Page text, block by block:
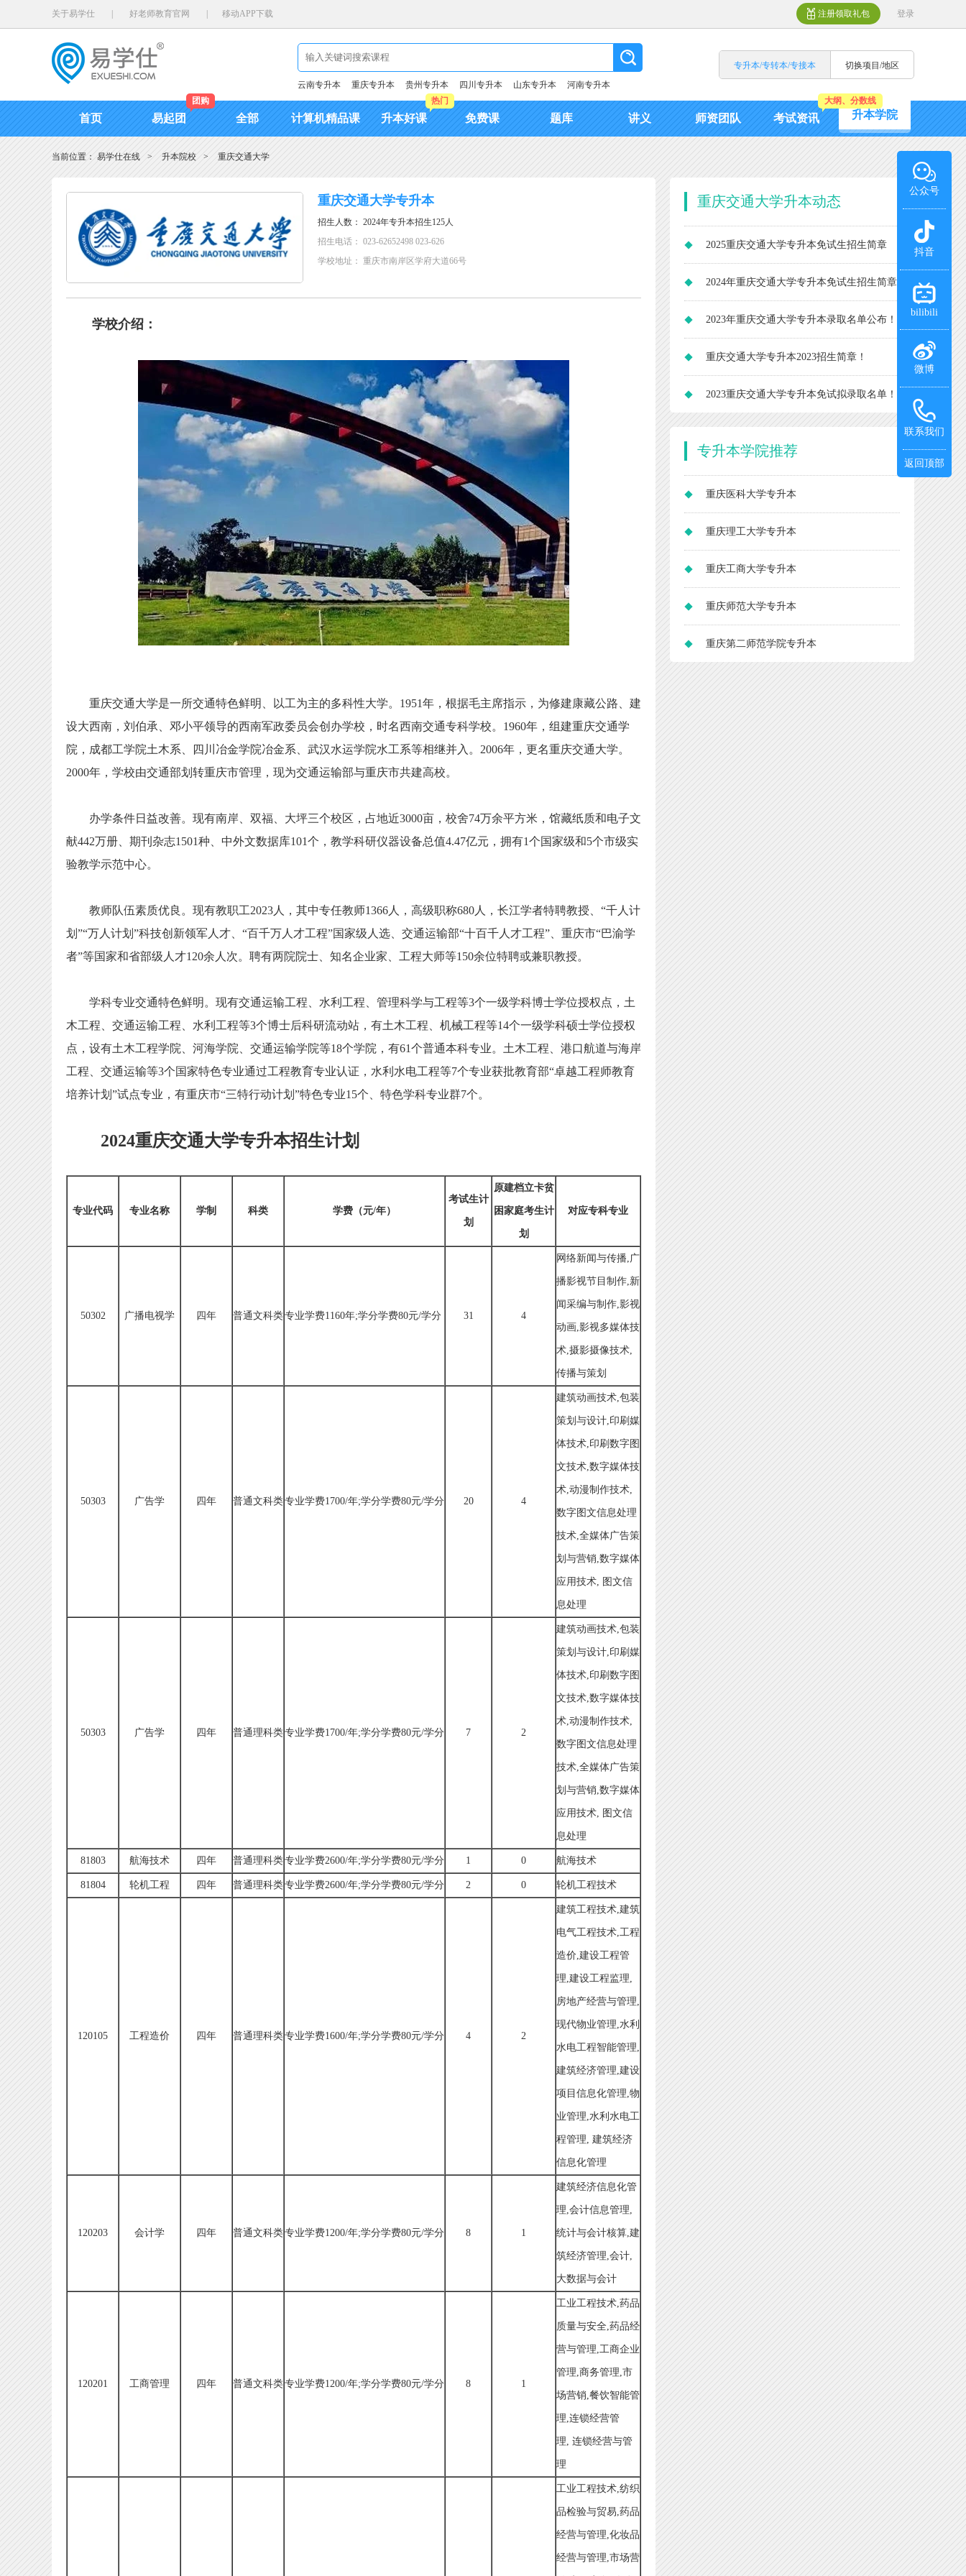
关于易学仕 好老师教育官网 移动APP下载 注册领取礼包 登录
云南专升本 重庆专升本 贵州专升本 四川专升本 山东专升本 河南专升本
专升本/专转本/专接本 切换项目/地区
首页 易起团
团购
全部 计算机精品课 升本好课
热门
免费课 题库 讲义 师资团队 考试资讯
大纲、分数线
升本学院
当前位置： 易学仕在线 > 升本院校 > 重庆交通大学
重庆交通大学专升本
招生人数： 2024年专升本招生125人
招生电话： 023-62652498 023-626
学校地址： 重庆市南岸区学府大道66号
学校介绍：
重庆交通大学是一所交通特色鲜明、以工为主的多科性大学。1951年，根据毛主席指示，为修建康藏公路、建
设大西南，刘伯承、邓小平领导的西南军政委员会创办学校，时名西南交通专科学校。1960年，组建重庆交通学
院，成都工学院土木系、四川冶金学院冶金系、武汉水运学院水工系等相继并入。2006年，更名重庆交通大学。
2000年，学校由交通部划转重庆市管理，现为交通运输部与重庆市共建高校。
办学条件日益改善。现有南岸、双福、大坪三个校区，占地近3000亩，校舍74万余平方米，馆藏纸质和电子文
献442万册、期刊杂志1501种、中外文数据库101个，教学科研仪器设备总值4.47亿元，拥有1个国家级和5个市级实
验教学示范中心。
教师队伍素质优良。现有教职工2023人，其中专任教师1366人，高级职称680人，长江学者特聘教授、“千人计
划”“万人计划”科技创新领军人才、“百千万人才工程”国家级人选、交通运输部“十百千人才工程”、重庆市“巴渝学
者”等国家和省部级人才120余人次。聘有两院院士、知名企业家、工程大师等150余位特聘或兼职教授。
学科专业交通特色鲜明。现有交通运输工程、水利工程、管理科学与工程等3个一级学科博士学位授权点，土
木工程、交通运输工程、水利工程等3个博士后科研流动站，有土木工程、机械工程等14个一级学科硕士学位授权
点，设有土木工程学院、河海学院、交通运输学院等18个学院，有61个普通本科专业。土木工程、港口航道与海岸
工程、交通运输等3个国家特色专业通过工程教育专业认证，水利水电工程等7个专业获批教育部“卓越工程师教育
培养计划”试点专业，有重庆市“三特行动计划”特色专业15个、特色学科专业群7个。
2024重庆交通大学专升本招生计划
专业代码 专业名称 学制 科类 学费（元/年）
考试生计
划
原建档立卡贫
困家庭考生计
划
对应专科专业
50302 广播电视学 四年 普通文科类专业学费1160年;学分学费80元/学分 31 4
网络新闻与传播,广
播影视节目制作,新
闻采编与制作,影视
动画,影视多媒体技
术,摄影摄像技术,
传播与策划
50303 广告学 四年 普通文科类专业学费1700/年;学分学费80元/学分 20 4
建筑动画技术,包装
策划与设计,印刷媒
体技术,印刷数字图
文技术,数字媒体技
术,动漫制作技术,
数字图文信息处理
技术,全媒体广告策
划与营销,数字媒体
应用技术, 图文信
息处理
50303 广告学 四年 普通理科类专业学费1700/年;学分学费80元/学分 7 2
建筑动画技术,包装
策划与设计,印刷媒
体技术,印刷数字图
文技术,数字媒体技
术,动漫制作技术,
数字图文信息处理
技术,全媒体广告策
划与营销,数字媒体
应用技术, 图文信
息处理
81803 航海技术 四年 普通理科类专业学费2600/年;学分学费80元/学分 1 0 航海技术
81804 轮机工程 四年 普通理科类专业学费2600/年;学分学费80元/学分 2 0 轮机工程技术
120105 工程造价 四年 普通理科类专业学费1600/年;学分学费80元/学分 4 2
建筑工程技术,建筑
电气工程技术,工程
造价,建设工程管
理,建设工程监理,
房地产经营与管理,
现代物业管理,水利
水电工程智能管理,
建筑经济管理,建设
项目信息化管理,物
业管理,水利水电工
程管理, 建筑经济
信息化管理
120203 会计学 四年 普通文科类专业学费1200/年;学分学费80元/学分 8 1
建筑经济信息化管
理,会计信息管理,
统计与会计核算,建
筑经济管理,会计,
大数据与会计
120201 工商管理 四年 普通文科类专业学费1200/年;学分学费80元/学分 8 1
工业工程技术,药品
质量与安全,药品经
营与管理,工商企业
管理,商务管理,市
场营销,餐饮智能管
理,连锁经营管
理, 连锁经营与管
理
工业工程技术,纺织
品检验与贸易,药品
经营与管理,化妆品
经营与管理,市场营
重庆交通大学升本动态
2025重庆交通大学专升本免试生招生简章
2024年重庆交通大学专升本免试生招生简章
及招生计划
2023年重庆交通大学专升本录取名单公布！
重庆交通大学专升本2023招生简章！
2023重庆交通大学专升本免试拟录取名单！
专升本学院推荐
重庆医科大学专升本
重庆理工大学专升本
重庆工商大学专升本
重庆师范大学专升本
重庆第二师范学院专升本
公众号
抖音
bilibili
微博
联系我们
返回顶部